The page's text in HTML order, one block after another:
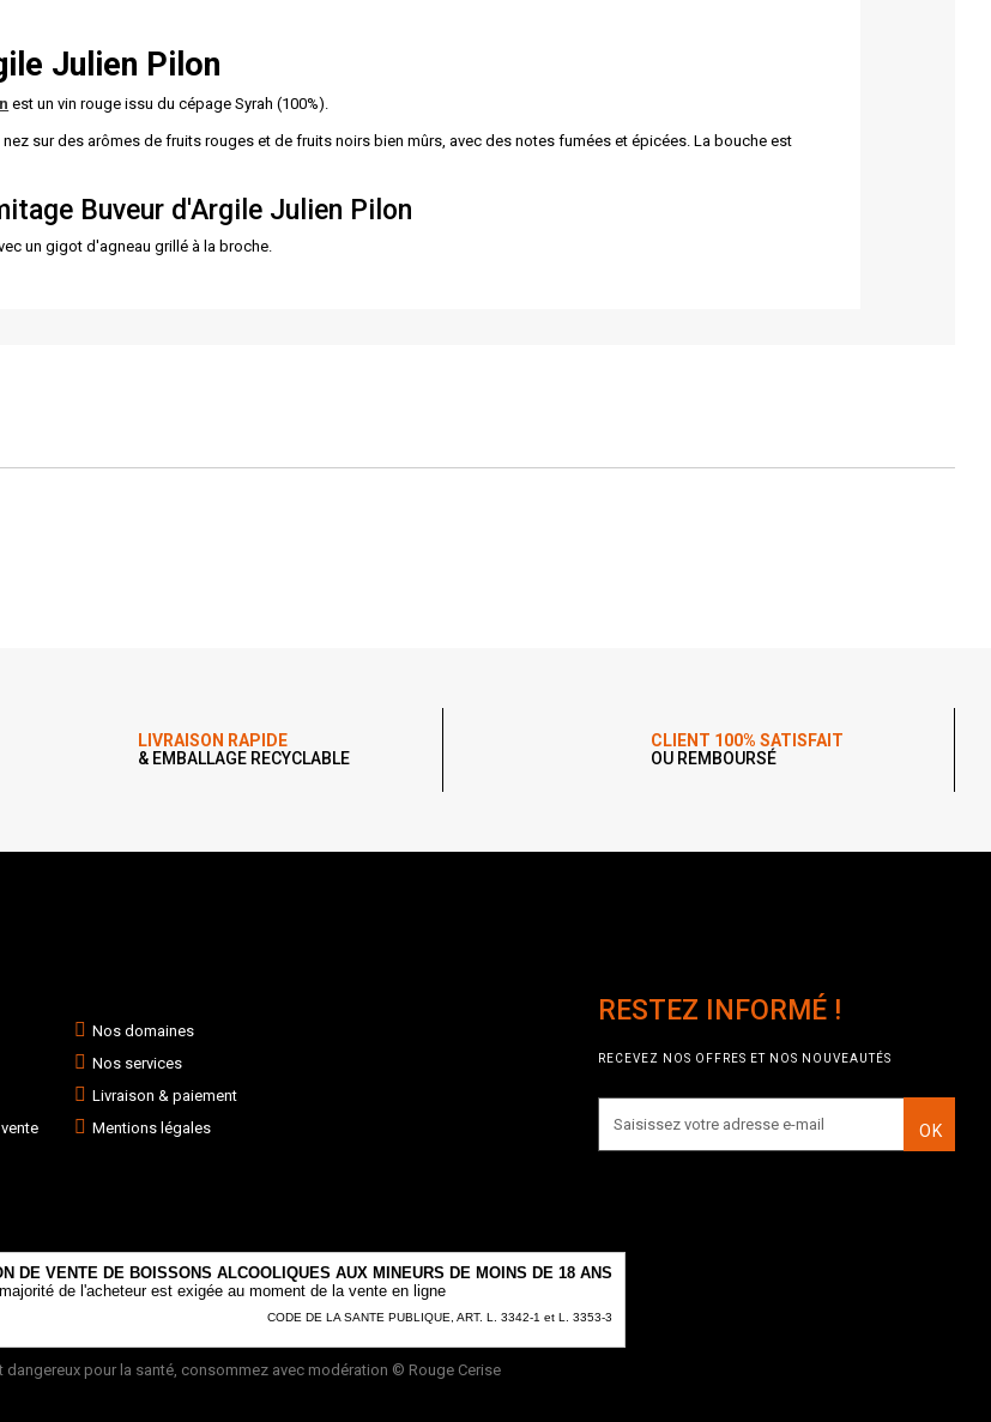
Julien Pilon
est un vin rouge issu du cépage Syrah (100%).
sur des arômes de fruits rouges et de fruits noirs bien mûrs, avec des notes fumées et épicées. La bouche est
Buveur d'Argile Julien Pilon
un gigot d'agneau grillé à la broche.
LIVRAISON RAPIDE
& EMBALLAGE RECYCLABLE
CLIENT 100% SATISFAIT
OU REMBOURSÉ
Nos domaines
Nos services
Livraison & paiement
Mentions légales
RESTEZ INFORMÉ !
RECEVEZ NOS OFFRES ET NOS NOUVEAUTÉS
OK
DE VENTE DE BOISSONS ALCOOLIQUES AUX MINEURS DE MOINS DE 18 ANS
de l'acheteur est exigée au moment de la vente en ligne
CODE DE LA SANTE PUBLIQUE, ART. L. 3342-1 et L. 3353-3
dangereux pour la santé, consommez avec modération © Rouge Cerise